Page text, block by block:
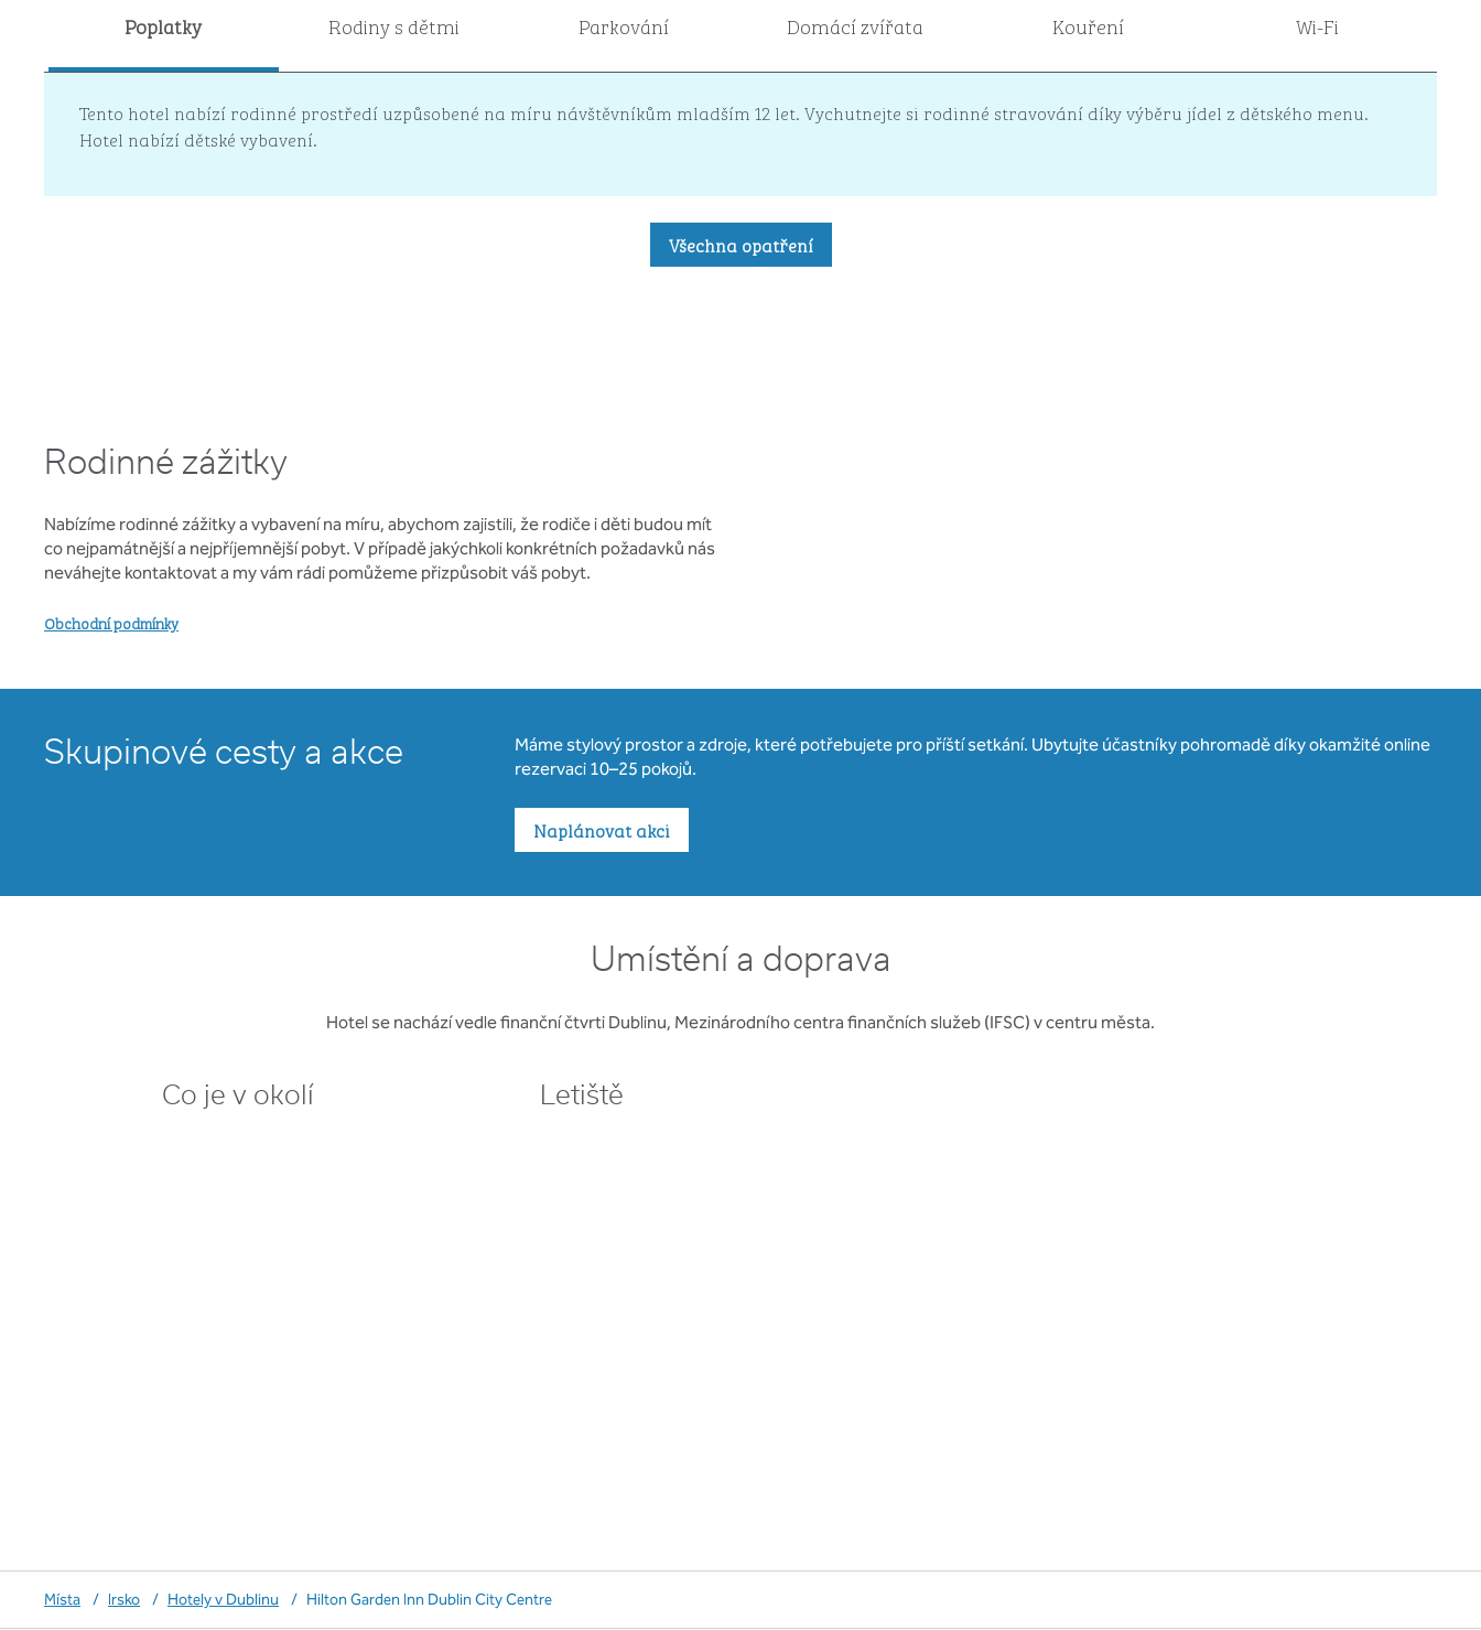
Poplatky Rodiny s dětmi Parkování Domácí zvířata Kouření Wi-Fi
Tento hotel nabízí rodinné prostředí uzpůsobené na míru návštěvníkům mladším 12 let. Vychutnejte si rodinné stravování díky výběru jídel z dětského menu.
Hotel nabízí dětské vybavení.
Všechna opatření
Rodinné zážitky
Nabízíme rodinné zážitky a vybavení na míru, abychom zajistili, že rodiče i děti budou mít
co nejpamátnější a nejpříjemnější pobyt. V případě jakýchkoli konkrétních požadavků nás
neváhejte kontaktovat a my vám rádi pomůžeme přizpůsobit váš pobyt.
Obchodní podmínky
Skupinové cesty a akce
Máme stylový prostor a zdroje, které potřebujete pro příští setkání. Ubytujte účastníky pohromadě díky okamžité online
rezervaci 10–25 pokojů.
Naplánovat akci
Umístění a doprava
Hotel se nachází vedle finanční čtvrti Dublinu, Mezinárodního centra finančních služeb (IFSC) v centru města.
Co je v okolí Letiště
Místa / Irsko / Hotely v Dublinu / Hilton Garden Inn Dublin City Centre